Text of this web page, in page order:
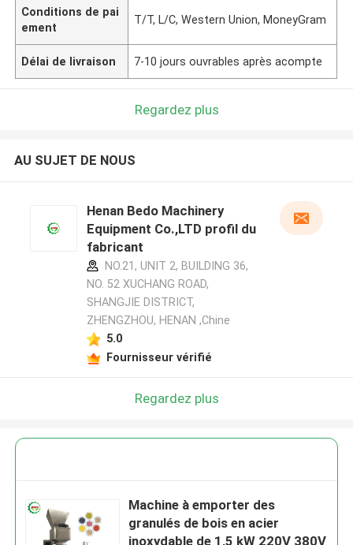
Conditions de pai
ement
T/T, L/C, Western Union, MoneyGram
Délai de livraison 7-10 jours ouvrables après acompte
Regardez plus
AU SUJET DE NOUS
Henan Bedo Machinery
Equipment Co.,LTD profil du
fabricant
NO.21, UNIT 2, BUILDING 36,
NO. 52 XUCHANG ROAD,
SHANGJIE DISTRICT,
ZHENGZHOU, HENAN ,Chine
5.0
Fournisseur vérifié
Regardez plus
Machine à emporter des
granulés de bois en acier
inoxydable de 1,5 kW 220V 380V